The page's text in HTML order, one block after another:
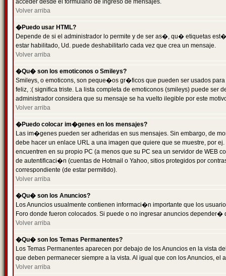
acceder desde el formulario de ingreso de mensajes.
Volver arriba
�Puedo usar HTML?
Depende de si el administrador lo permite y de ser as�, qu� etiquetas
estar habilitado, Ud. puede deshabilitarlo cada vez que crea un mensaje.
Volver arriba
�Qu� son los emoticonos o Smileys?
Smileys, o emoticons, son peque�os gr�ficos que pueden ser usados
feliz, :( significa triste. La lista completa de emoticonos (smileys) puede
administrador considera que su mensaje se ha vuelto ilegible por este
Volver arriba
�Puedo colocar im�genes en los mensajes?
Las im�genes pueden ser adheridas en sus mensajes. Sin embargo, de
debe hacer un enlace URL a una imagen que quiere que se muestre, por
encuentren en su propio PC (a menos que su PC sea un servidor de
de autentificaci�n (cuentas de Hotmail o Yahoo, sitios protegidos por
correspondiente (de estar permitido).
Volver arriba
�Qu� son los Anuncios?
Los Anuncios usualmente contienen informaci�n importante que los
Foro donde fueron colocados. Si puede o no ingresar anuncios
Volver arriba
�Qu� son los Temas Permanentes?
Los Temas Permanentes aparecen por debajo de los Anuncios en la
que deben permanecer siempre a la vista. Al igual que con los Anuncios,
Volver arriba